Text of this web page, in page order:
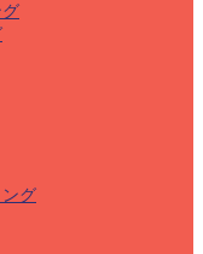
グ